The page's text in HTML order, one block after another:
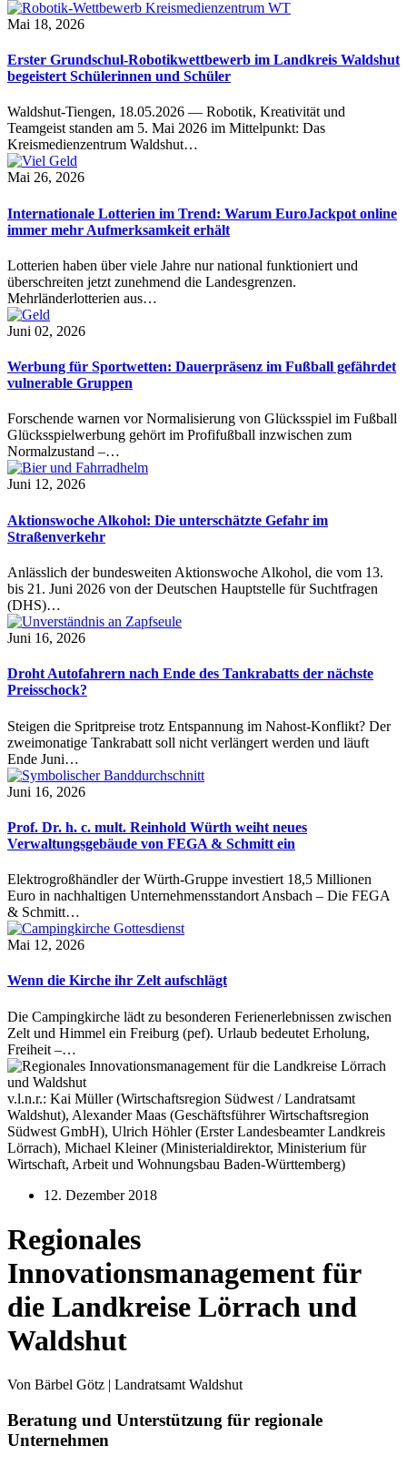
Mai 18, 2026
Erster Grundschul-Robotikwettbewerb im Landkreis Waldshut
begeistert Schülerinnen und Schüler
Waldshut-Tiengen, 18.05.2026 — Robotik, Kreativität und
Teamgeist standen am 5. Mai 2026 im Mittelpunkt: Das
Kreismedienzentrum Waldshut…
Mai 26, 2026
Internationale Lotterien im Trend: Warum EuroJackpot online
immer mehr Aufmerksamkeit erhält
Lotterien haben über viele Jahre nur national funktioniert und
überschreiten jetzt zunehmend die Landesgrenzen.
Mehrländerlotterien aus…
Juni 02, 2026
Werbung für Sportwetten: Dauerpräsenz im Fußball gefährdet
vulnerable Gruppen
Forschende warnen vor Normalisierung von Glücksspiel im Fußball
Glücksspielwerbung gehört im Profifußball inzwischen zum
Normalzustand –…
Juni 12, 2026
Aktionswoche Alkohol: Die unterschätzte Gefahr im
Straßenverkehr
Anlässlich der bundesweiten Aktionswoche Alkohol, die vom 13.
bis 21. Juni 2026 von der Deutschen Hauptstelle für Suchtfragen
(DHS)…
Juni 16, 2026
Droht Autofahrern nach Ende des Tankrabatts der nächste
Preisschock?
Steigen die Spritpreise trotz Entspannung im Nahost-Konflikt? Der
zweimonatige Tankrabatt soll nicht verlängert werden und läuft
Ende Juni…
Juni 16, 2026
Prof. Dr. h. c. mult. Reinhold Würth weiht neues
Verwaltungsgebäude von FEGA & Schmitt ein
Elektrogroßhändler der Würth-Gruppe investiert 18,5 Millionen
Euro in nachhaltigen Unternehmensstandort Ansbach – Die FEGA
& Schmitt…
Mai 12, 2026
Wenn die Kirche ihr Zelt aufschlägt
Die Campingkirche lädt zu besonderen Ferienerlebnissen zwischen
Zelt und Himmel ein Freiburg (pef). Urlaub bedeutet Erholung,
Freiheit –…
v.l.n.r.: Kai Müller (Wirtschaftsregion Südwest / Landratsamt
Waldshut), Alexander Maas (Geschäftsführer Wirtschaftsregion
Südwest GmbH), Ulrich Höhler (Erster Landesbeamter Landkreis
Lörrach), Michael Kleiner (Ministerialdirektor, Ministerium für
Wirtschaft, Arbeit und Wohnungsbau Baden-Württemberg)
12. Dezember 2018
Regionales
Innovationsmanagement für
die Landkreise Lörrach und
Waldshut
Von Bärbel Götz | Landratsamt Waldshut
Beratung und Unterstützung für regionale
Unternehmen